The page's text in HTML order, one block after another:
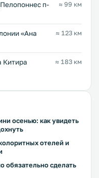
п-
≈ 99 км
«Ана
≈ 123 км
Китира
≈ 183 км
осенью: как увидеть
отелей и
обязательно сделать